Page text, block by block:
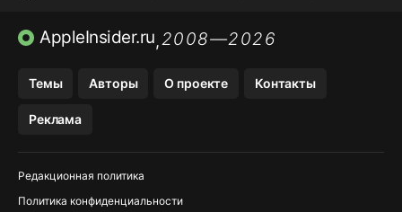
ПРИЛОЖЕНИЯ БЕЗ APP STORE
AppleInsider.ru,2008—2026
Темы Авторы О проекте Контакты
Реклама
Редакционная политика
Политика конфиденциальности